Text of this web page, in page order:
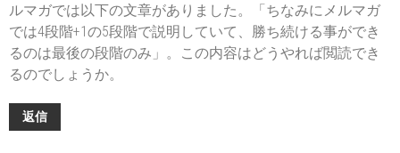
ルマガでは以下の文章がありました。「ちなみにメルマガ
では4段階+1の5段階で説明していて、勝ち続ける事ができ
るのは最後の段階のみ」。この内容はどうやれば閲読でき
るのでしょうか。
返信